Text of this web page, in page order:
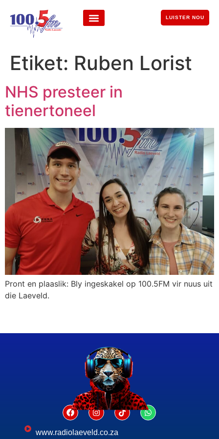
LUISTER NOU
Etiket: Ruben Lorist
NHS presteer in
tienertoneel
Pront en plaaslik: Bly ingeskakel op 100.5FM vir nuus uit
die Laeveld.
www.radiolaeveld.co.za